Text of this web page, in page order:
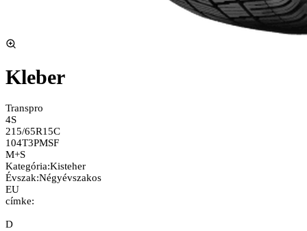
Kleber
Transpro
4S
215/65R15C
104T3PMSF
M+S
Kategória:Kisteher
Évszak:Négyévszakos
EU
címke:
D